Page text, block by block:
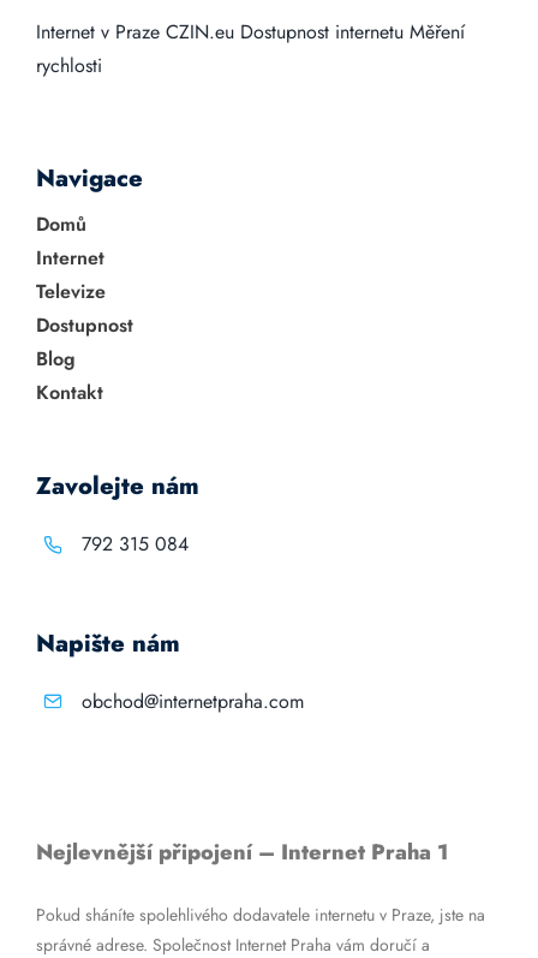
Internet v Praze CZIN.eu Dostupnost internetu Měření
rychlosti
Navigace
Domů
Internet
Televize
Dostupnost
Blog
Kontakt
Zavolejte nám
792 315 084
Napište nám
obchod@internetpraha.com
Nejlevnější připojení – Internet Praha 1
Pokud sháníte spolehlivého dodavatele internetu v Praze, jste na
správné adrese. Společnost Internet Praha vám doručí a